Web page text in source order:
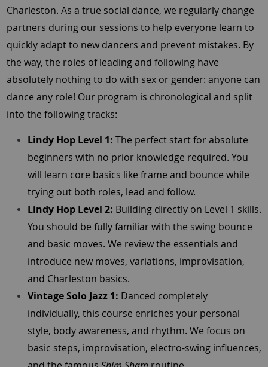
Charleston. As a true social dance, we regularly change
partners during our sessions to help everyone learn to
quickly adapt to new dancers and prevent mistakes. By
the way, the roles of leading and following have
absolutely nothing to do with sex or gender: anyone can
dance any role! Our program is chronological and split
into the following tracks:
Lindy Hop Level 1: The perfect start for absolute
beginners with no prior knowledge required. You
will learn core basics like frame and bounce while
trying out both roles, lead and follow.
Lindy Hop Level 2: Building directly on Level 1 skills.
You should be fully familiar with the swing bounce
and basic moves. We review the essentials and
introduce new moves, variations, improvisation,
and Charleston basics.
Vintage Solo Jazz 1: Danced completely
individually, this course enriches your personal
style, body awareness, and rhythm. We focus on
basic steps, improvisation, electro-swing influences,